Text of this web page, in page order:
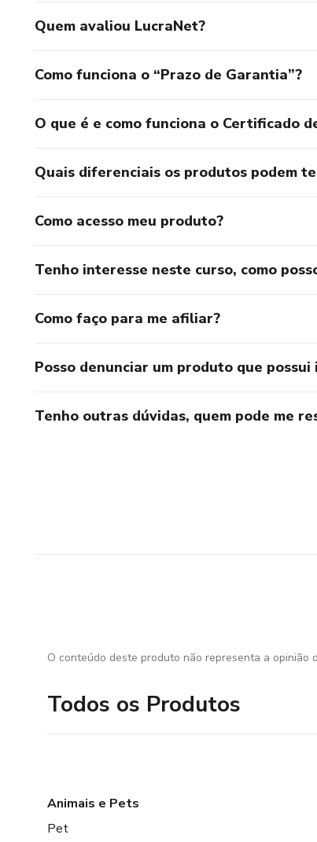
Sites Ilimitados
Crie quantos sites
Blogs.
Portais.
Lojas.
Sites institucionais.
Tudo em poucos
Hospedagem Inclusa
Não pague
Domínios Próprios
Já possui um domínio?
Quem avaliou LucraNet?
Como funciona o “Prazo de Garantia”?
O que é e como funciona o Certificado
Quais diferenciais os produtos podem
Como acesso meu produto?
Tenho interesse neste curso, como
Como faço para me afiliar?
Posso denunciar um produto que
Tenho outras dúvidas, quem pode me
O conteúdo deste produto não representa a opinião
Todos os Produtos
Animais e Pets
Pet